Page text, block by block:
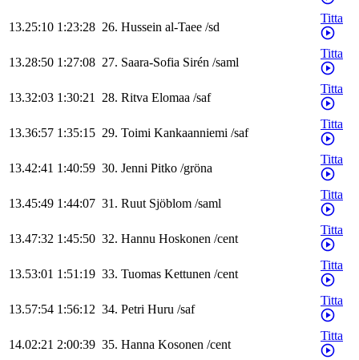
13.25:10 1:23:28 26. Hussein al-Taee /sd
Titta
13.28:50 1:27:08 27. Saara-Sofia Sirén /saml
Titta
13.32:03 1:30:21 28. Ritva Elomaa /saf
Titta
13.36:57 1:35:15 29. Toimi Kankaanniemi /saf
Titta
13.42:41 1:40:59 30. Jenni Pitko /gröna
Titta
13.45:49 1:44:07 31. Ruut Sjöblom /saml
Titta
13.47:32 1:45:50 32. Hannu Hoskonen /cent
Titta
13.53:01 1:51:19 33. Tuomas Kettunen /cent
Titta
13.57:54 1:56:12 34. Petri Huru /saf
Titta
14.02:21 2:00:39 35. Hanna Kosonen /cent
Titta